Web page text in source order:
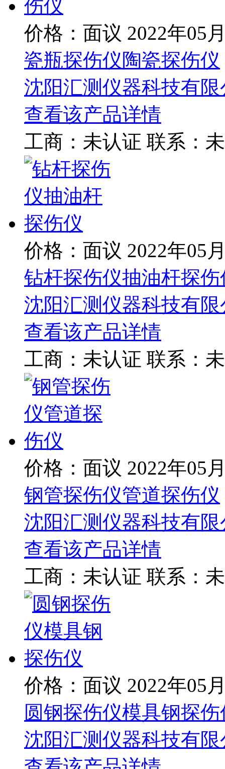
价格：面议 2022年05
瓷瓶探伤仪陶瓷探伤仪
沈阳汇测仪器科技有限
查看该产品详情
工商： 未认证 联系：
价格：面议 2022年05
钻杆探伤仪抽油杆探伤
沈阳汇测仪器科技有限
查看该产品详情
工商： 未认证 联系：
价格：面议 2022年05
钢管探伤仪管道探伤仪
沈阳汇测仪器科技有限
查看该产品详情
工商： 未认证 联系：
价格：面议 2022年05
圆钢探伤仪模具钢探伤
沈阳汇测仪器科技有限